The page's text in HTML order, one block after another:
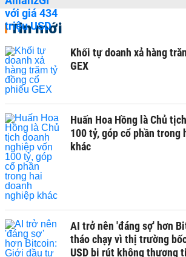
Tin mới
Khối tự doanh xả hàng
GEX
Huấn Hoa Hồng là Chủ
100 tỷ, góp cổ phần trong
khác
AI trở nên 'đáng sợ' hơn
tháo chạy vì thị trường
USD bị rút không thương